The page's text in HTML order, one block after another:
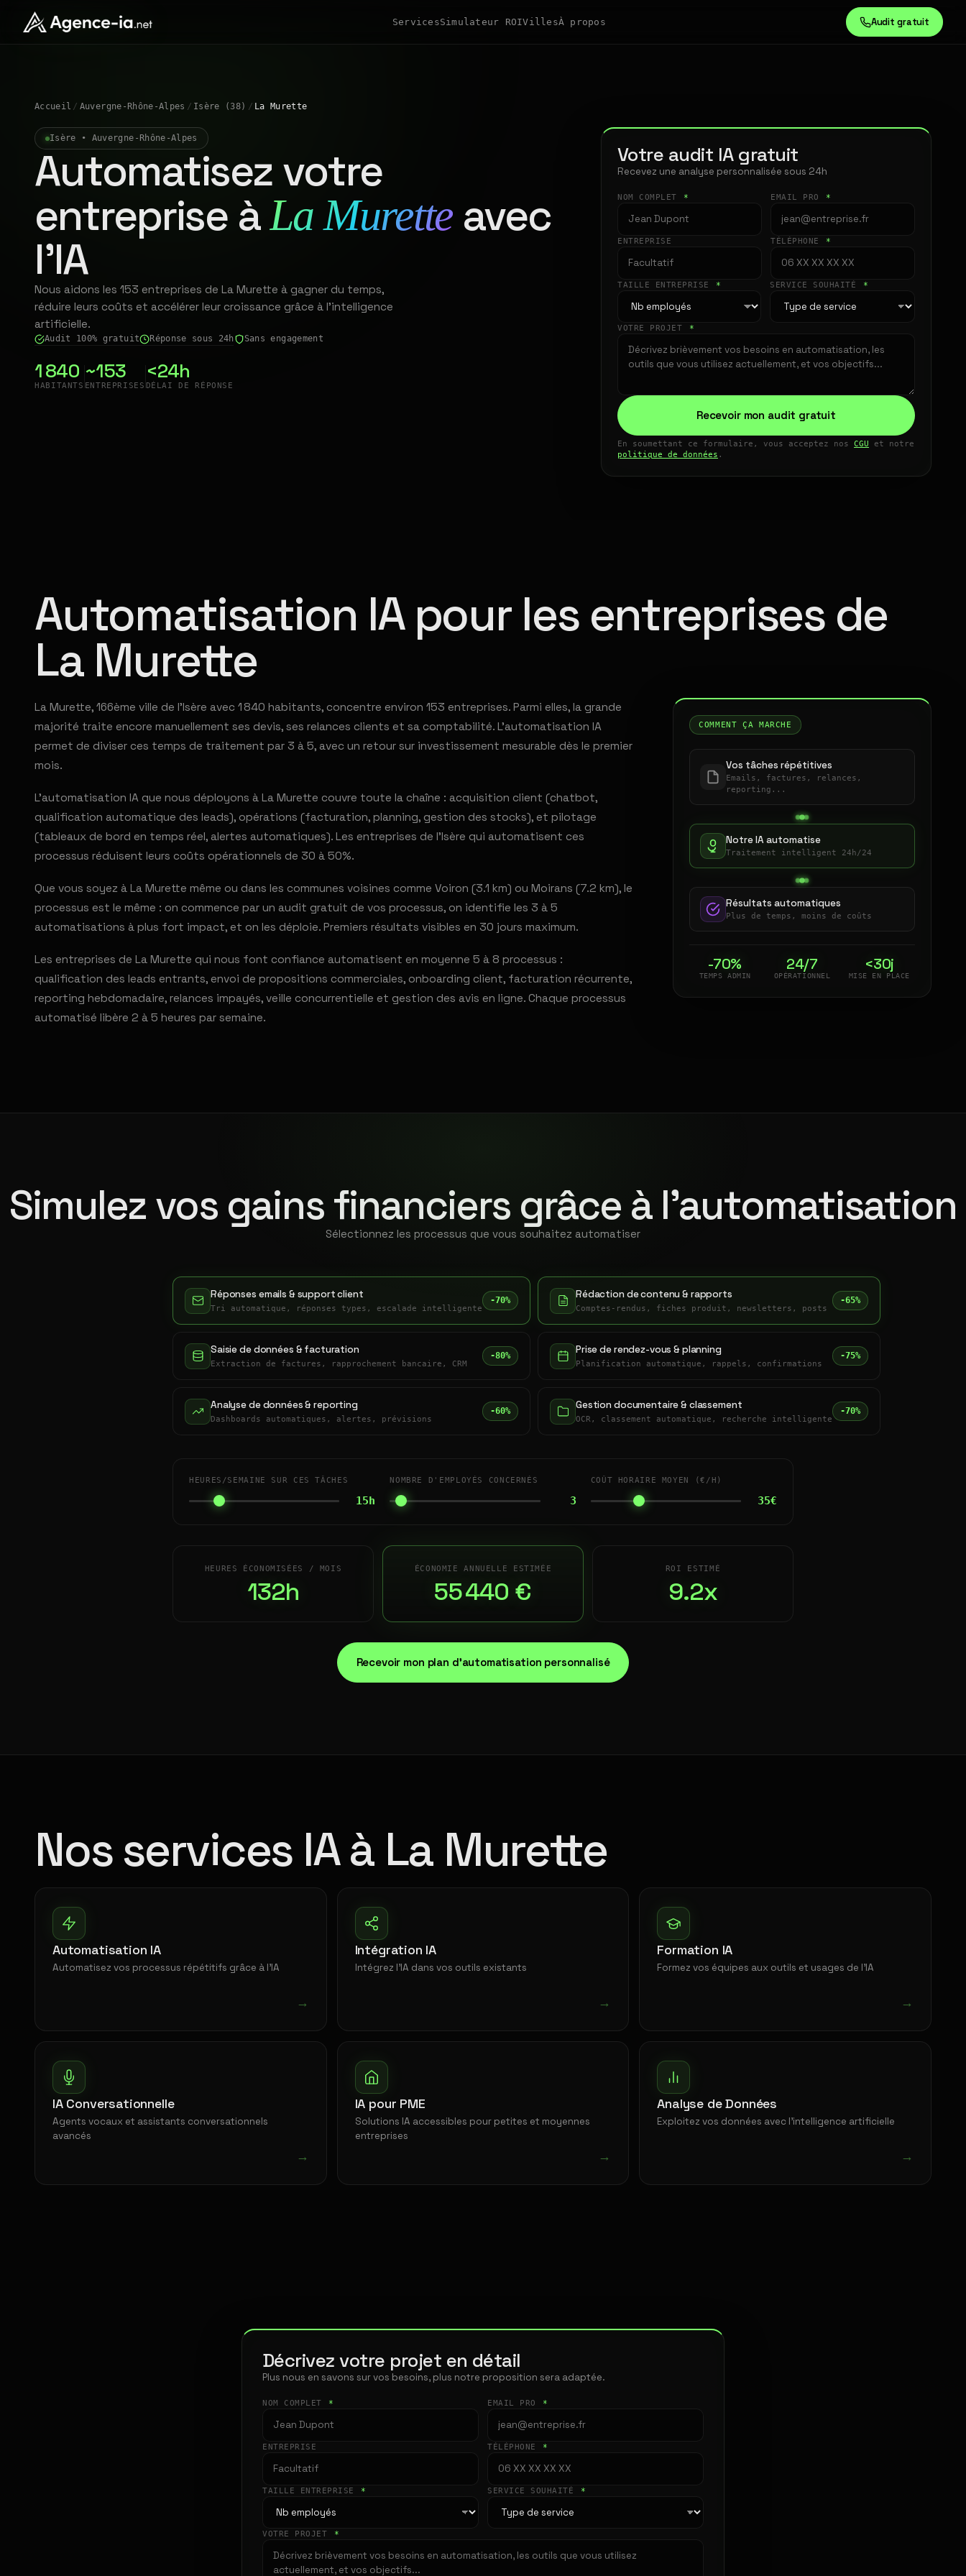
ServicesSimulateur ROIVillesÀ propos Audit gratuit
Accueil / Auvergne-Rhône-Alpes / Isère (38) / La Murette
Isère • Auvergne-Rhône-Alpes
Automatisez votre
entreprise àLa Murette avec
l'IA
Nous aidons les 153 entreprises de La Murette à gagner du temps,
réduire leurs coûts et accélérer leur croissance grâce à l'intelligence
artificielle.
Audit 100% gratuit Réponse sous 24h Sans engagement
1 840
HABITANTS
~153
ENTREPRISES
<24h
DÉLAI DE RÉPONSE
Votre audit IA gratuit
Recevez une analyse personnalisée sous 24h
NOM COMPLET * EMAIL PRO *
ENTREPRISE TÉLÉPHONE *
TAILLE ENTREPRISE * SERVICE SOUHAITÉ *
VOTRE PROJET *
Recevoir mon audit gratuit
En soumettant ce formulaire, vous acceptez nos CGU et notre
politique de données .
Automatisation IA pour les entreprises de
La Murette
La Murette, 166ème ville de l'Isère avec 1 840 habitants, concentre environ 153 entreprises. Parmi elles, la grande
majorité traite encore manuellement ses devis, ses relances clients et sa comptabilité. L'automatisation IA
permet de diviser ces temps de traitement par 3 à 5, avec un retour sur investissement mesurable dès le premier
mois.
L'automatisation IA que nous déployons à La Murette couvre toute la chaîne : acquisition client (chatbot,
qualification automatique des leads), opérations (facturation, planning, gestion des stocks), et pilotage
(tableaux de bord en temps réel, alertes automatiques). Les entreprises de l'Isère qui automatisent ces
processus réduisent leurs coûts opérationnels de 30 à 50%.
Que vous soyez à La Murette même ou dans les communes voisines comme Voiron (3.1 km) ou Moirans (7.2 km), le
processus est le même : on commence par un audit gratuit de vos processus, on identifie les 3 à 5
automatisations à plus fort impact, et on les déploie. Premiers résultats visibles en 30 jours maximum.
Les entreprises de La Murette qui nous font confiance automatisent en moyenne 5 à 8 processus :
qualification des leads entrants, envoi de propositions commerciales, onboarding client, facturation récurrente,
reporting hebdomadaire, relances impayés, veille concurrentielle et gestion des avis en ligne. Chaque processus
automatisé libère 2 à 5 heures par semaine.
COMMENT ÇA MARCHE
Vos tâches répétitives
Emails, factures, relances,
reporting...
Notre IA automatise
Traitement intelligent 24h/24
Résultats automatiques
Plus de temps, moins de coûts
-70%
TEMPS ADMIN
24/7
OPÉRATIONNEL
<30j
MISE EN PLACE
Simulez vos gains financiers grâce à l'automatisation
Sélectionnez les processus que vous souhaitez automatiser
Réponses emails & support client
Tri automatique, réponses types, escalade intelligente
-70% Rédaction de contenu & rapports
Comptes-rendus, fiches produit, newsletters, posts
-65%
Saisie de données & facturation
Extraction de factures, rapprochement bancaire, CRM
-80% Prise de rendez-vous & planning
Planification automatique, rappels, confirmations
-75%
Analyse de données & reporting
Dashboards automatiques, alertes, prévisions
-60% Gestion documentaire & classement
OCR, classement automatique, recherche intelligente
-70%
HEURES/SEMAINE SUR CES TÂCHES
15h
NOMBRE D'EMPLOYÉS CONCERNÉS
3
COÛT HORAIRE MOYEN (€/H)
35€
HEURES ÉCONOMISÉES / MOIS
132h
ÉCONOMIE ANNUELLE ESTIMÉE
55 440 €
ROI ESTIMÉ
9.2x
Recevoir mon plan d'automatisation personnalisé
Nos services IA à La Murette
Automatisation IA
Automatisez vos processus répétitifs grâce à l'IA
→
Intégration IA
Intégrez l'IA dans vos outils existants
→
Formation IA
Formez vos équipes aux outils et usages de l'IA
→
IA Conversationnelle
Agents vocaux et assistants conversationnels
avancés
→
IA pour PME
Solutions IA accessibles pour petites et moyennes
entreprises
→
Analyse de Données
Exploitez vos données avec l'intelligence artificielle
→
Décrivez votre projet en détail
Plus nous en savons sur vos besoins, plus notre proposition sera adaptée.
NOM COMPLET * EMAIL PRO *
ENTREPRISE TÉLÉPHONE *
TAILLE ENTREPRISE * SERVICE SOUHAITÉ *
VOTRE PROJET *